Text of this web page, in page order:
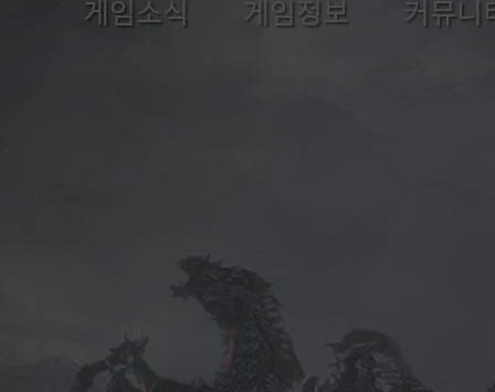
게임소식 게임정보 커뮤니